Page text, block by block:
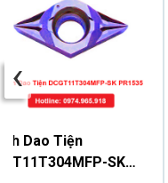
Dao Tiện
SK
‹